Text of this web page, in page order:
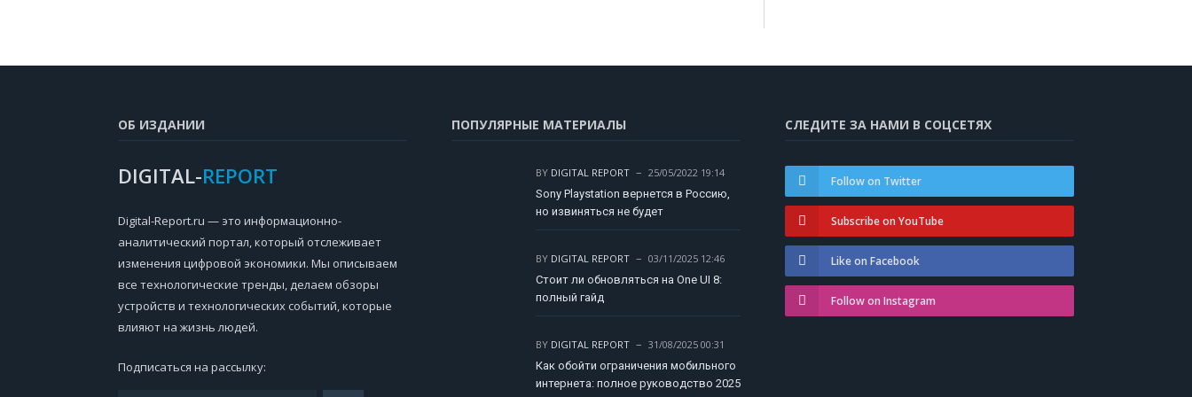
ОБ ИЗДАНИИ
DIGITAL-REPORT
Digital-Report.ru — это информационно-
аналитический портал, который отслеживает
изменения цифровой экономики. Мы описываем
все технологические тренды, делаем обзоры
устройств и технологических событий, которые
влияют на жизнь людей.
Подписаться на рассылку:
ПОПУЛЯРНЫЕ МАТЕРИАЛЫ
BY DIGITAL REPORT
25/05/2022 19:14
Sony Playstation вернется в Россию,
но извиняться не будет
BY DIGITAL REPORT
03/11/2025 12:46
Стоит ли обновляться на One UI 8:
полный гайд
BY DIGITAL REPORT
31/08/2025 00:31
Как обойти ограничения мобильного
интернета: полное руководство 2025
СЛЕДИТЕ ЗА НАМИ В СОЦСЕТЯХ
Follow on Twitter
Subscribe on YouTube
Like on Facebook
Follow on Instagram